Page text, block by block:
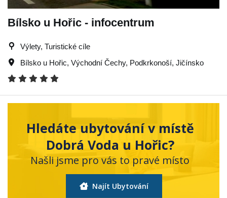
Bílsko u Hořic - infocentrum
Výlety, Turistické cíle
Bílsko u Hořic, Východní Čechy, Podkrkonoší, Jičínsko
Hledáte ubytování v místě
Dobrá Voda u Hořic?
Našli jsme pro vás to pravé místo
Najít Ubytování